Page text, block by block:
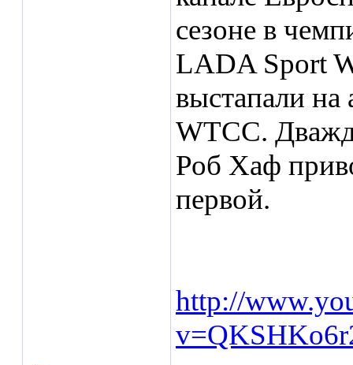
сезоне в
LADA Sport
выстапали
WTCC.
Роб Хаф
первой.
http://